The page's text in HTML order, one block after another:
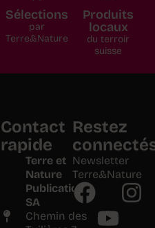
Sélections
par
Terre&Nature
Produits
locaux
du terroir
suisse
Contact
rapide
Terre et
Nature
Publications
SA
Chemin des
Restez
Newsletter
Terre&Nature